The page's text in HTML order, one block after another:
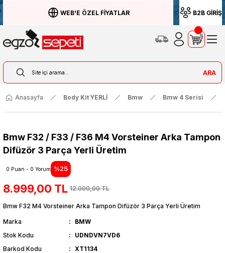
WEB'E ÖZEL FİYATLAR B2B GİRİŞ
ARA
Anasayfa Body Kit YERLİ Bmw Bmw 4 Serisi
Bmw F32 / F33 / F36 M4 Vorsteiner Arka Tampon
Difüzör 3 Parça Yerli Üretim
0 Puan - 0 Yorum %25
8.999,00 TL 12.000,00 TL
Bmw F32 M4 Vorsteiner Arka Tampon Difüzör 3 Parça Yerli Üretim
Marka
BMW
Stok Kodu
UDNDVN7VD6
Barkod Kodu
XT1134